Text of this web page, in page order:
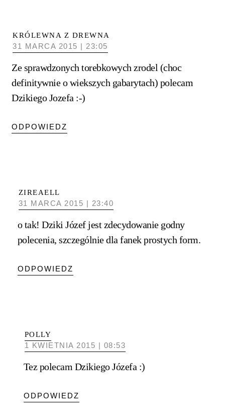
KRÓLEWNA Z DREWNA
31 MARCA 2015 | 23:05
Ze sprawdzonych torebkowych zrodel (choc
definitywnie o wiekszych gabarytach) polecam
Dzikiego Jozefa :-)
ODPOWIEDZ
ZIREAELL
31 MARCA 2015 | 23:40
o tak! Dziki Józef jest zdecydowanie godny
polecenia, szczególnie dla fanek prostych form.
ODPOWIEDZ
POLLY
1 KWIETNIA 2015 | 08:53
Tez polecam Dzikiego Józefa :)
ODPOWIEDZ